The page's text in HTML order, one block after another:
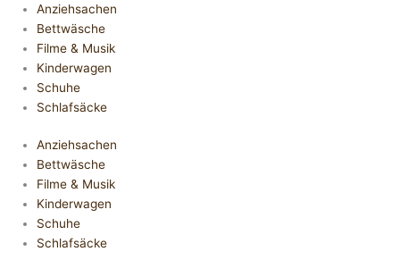
Anziehsachen
Bettwäsche
Filme & Musik
Kinderwagen
Schuhe
Schlafsäcke
Anziehsachen
Bettwäsche
Filme & Musik
Kinderwagen
Schuhe
Schlafsäcke